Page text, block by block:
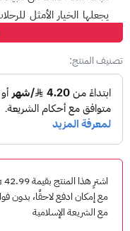
يجعلها الخيار الأمثل
لماذا تناسبك هذه الباقة؟
سرعة فائقة:
سلس.
اقتصادية:باقة محددة
سهولة مطلقة:شريحة
متجر.
طريقة الشحن
تصنيف المنتج:
اشترِ هذا المنتج بقيمة 42.99
مع إمكان ادفع لاحقًا، بدون
مع الشريعة الإسلامية